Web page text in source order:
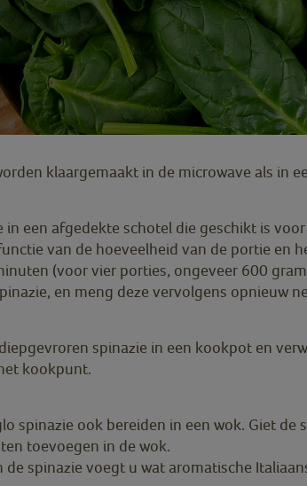
klaargemaakt in de microwave als in
een afgedekte schotel die geschikt is
van de hoeveelheid van de portie en
(voor vier porties, ongeveer 600
en meng deze vervolgens opnieuw
spinazie in een kookpot en
kookpunt.
ook bereiden in een wok. Giet de
toevoegen in de wok.
spinazie voegt u wat aromatische